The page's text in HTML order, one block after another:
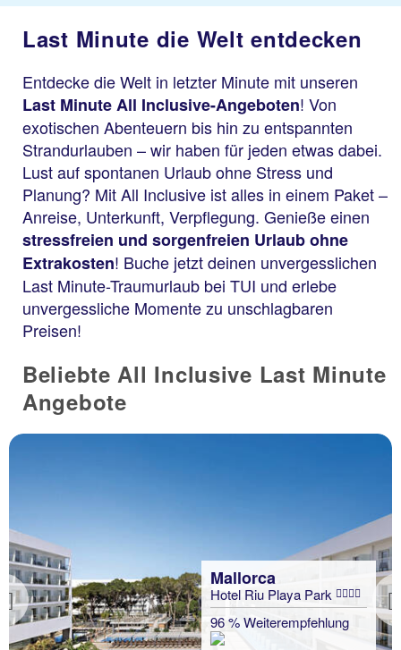
Last Minute die Welt entdecken
Entdecke die Welt in letzter Minute mit unseren
Last Minute All Inclusive-Angeboten! Von
exotischen Abenteuern bis hin zu entspannten
Strandurlauben – wir haben für jeden etwas dabei.
Lust auf spontanen Urlaub ohne Stress und
Planung? Mit All Inclusive ist alles in einem Paket –
Anreise, Unterkunft, Verpflegung. Genieße einen
stressfreien und sorgenfreien Urlaub ohne
Extrakosten! Buche jetzt deinen unvergesslichen
Last Minute-Traumurlaub bei TUI und erlebe
unvergessliche Momente zu unschlagbaren
Preisen!
Beliebte All Inclusive Last Minute
Angebote
Previous
Mallorca
Hotel Riu Playa Park
96 % Weiterempfehlung